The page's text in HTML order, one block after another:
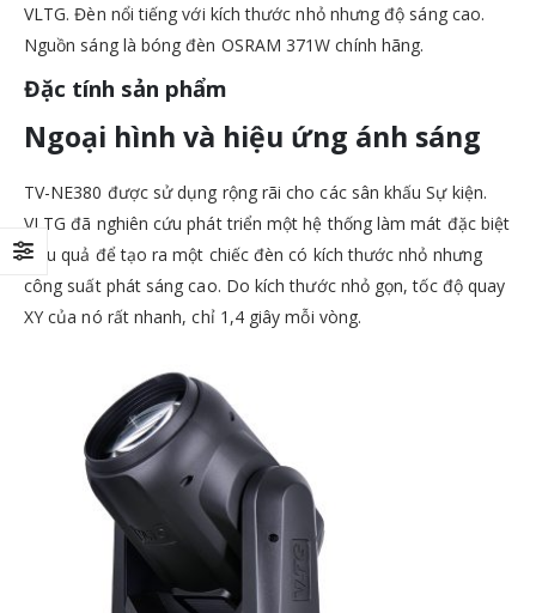
VLTG. Đèn nổi tiếng với kích thước nhỏ nhưng độ sáng cao.
Nguồn sáng là bóng đèn OSRAM 371W chính hãng.
Đặc tính sản phẩm
Ngoại hình và hiệu ứng ánh sáng
TV-NE380 được sử dụng rộng rãi cho các sân khấu Sự kiện.
VLTG đã nghiên cứu phát triển một hệ thống làm mát đặc biệt
hiệu quả để tạo ra một chiếc đèn có kích thước nhỏ nhưng
công suất phát sáng cao. Do kích thước nhỏ gọn, tốc độ quay
XY của nó rất nhanh, chỉ 1,4 giây mỗi vòng.